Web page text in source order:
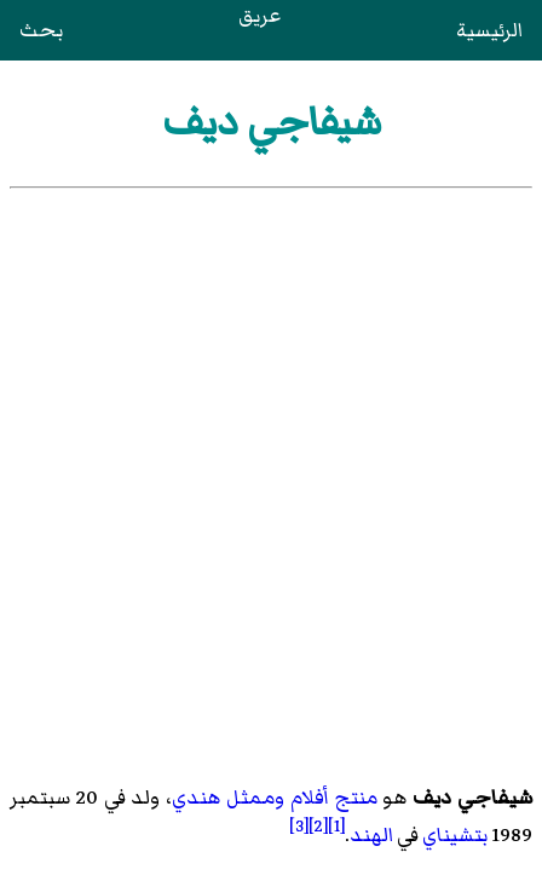
الرئيسية عريق بحث
شيفاجي ديف
شيفاجي ديف هومنتج أفلام وممثل هندي
، ولد في 20 سبتمبر
1989بتشينايفيالهند.
[1]
[2]
[3]